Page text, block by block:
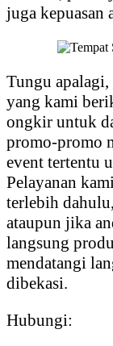
juga kepuasan
Tungu
yang kami
ongkir untuk
promo-promo
event tertentu
Pelayanan
terlebih
ataupun jika
langsung
mendatangi
dibekasi.
Hubungi: